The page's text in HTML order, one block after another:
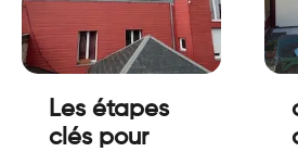
Les étapes
clés pour